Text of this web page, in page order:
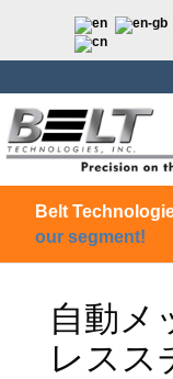
Belt
our segment!
自動メ
レスス